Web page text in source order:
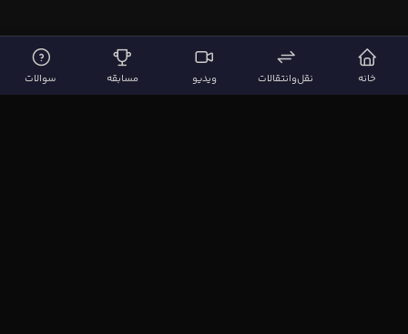
خانه نقل‌وانتقالات ویدیو مسابقه سوالات